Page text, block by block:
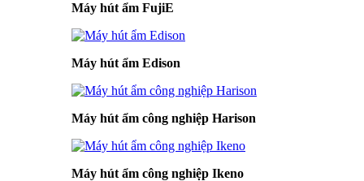
Máy hút ẩm FujiE
Máy hút ẩm Edison
Máy hút ẩm công nghiệp Harison
Máy hút ẩm công nghiệp Ikeno